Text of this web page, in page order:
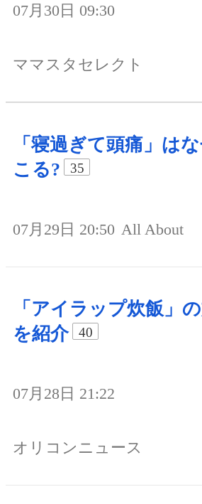
07月30日 09:30
ママスタセレクト
「寝過ぎて頭痛」は
こる?
35
07月29日 20:50 All About
「アイラップ炊飯」
を紹介
40
07月28日 21:22
オリコンニュース